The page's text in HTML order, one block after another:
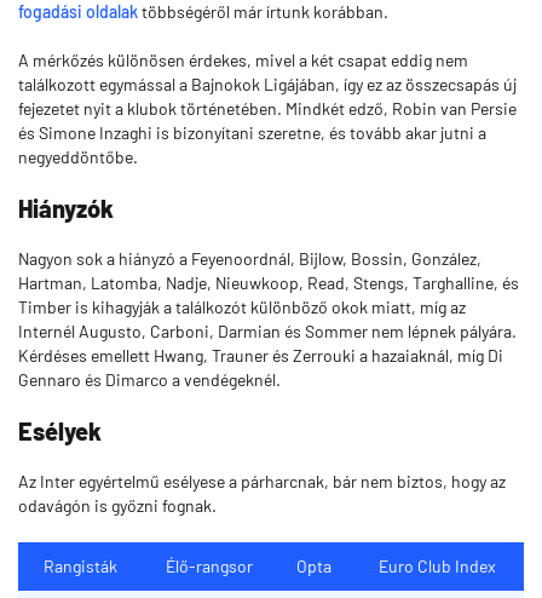
fogadási oldalaktöbbségéről már írtunk korábban.
A mérkőzés különösen érdekes, mivel a két csapat eddig nem
találkozott egymással a Bajnokok Ligájában, így ez az összecsapás új
fejezetet nyit a klubok történetében. Mindkét edző, Robin van Persie
és Simone Inzaghi is bizonyítani szeretne, és tovább akar jutni a
negyeddöntőbe.
Hiányzók
Nagyon sok a hiányzó a Feyenoordnál, Bijlow, Bossin, González,
Hartman, Latomba, Nadje, Nieuwkoop, Read, Stengs, Targhalline, és
Timber is kihagyják a találkozót különböző okok miatt, míg az
Internél Augusto, Carboni, Darmian és Sommer nem lépnek pályára.
Kérdéses emellett Hwang, Trauner és Zerrouki a hazaiaknál, míg Di
Gennaro és Dimarco a vendégeknél.
Esélyek
Az Inter egyértelmű esélyese a párharcnak, bár nem biztos, hogy az
odavágón is győzni fognak.
Rangisták Élő-rangsor Opta Euro Club Index